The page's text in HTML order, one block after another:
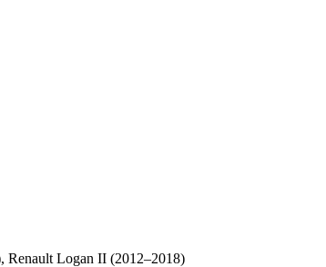
Renault Logan II (2012–2018)